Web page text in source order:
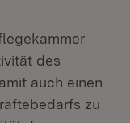
des
auch einen
zu